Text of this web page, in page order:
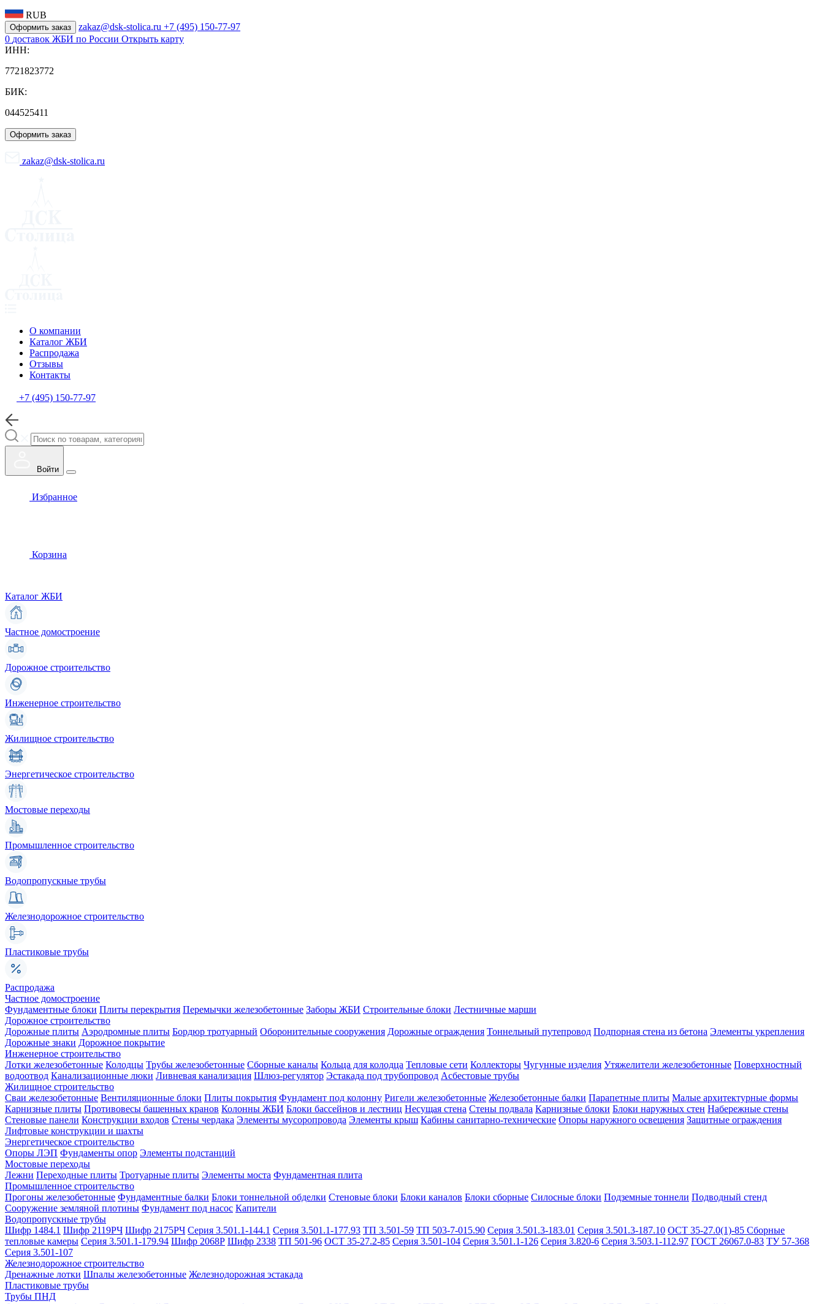
RUB
Оформить заказ zakaz@dsk-stolica.ru +7 (495) 150-77-97
0 доставок ЖБИ по России Открыть карту
ИНН:
7721823772
БИК:
044525411
Оформить заказ
zakaz@dsk-stolica.ru
О компании
Каталог ЖБИ
Распродажа
Отзывы
Контакты
+7 (495) 150-77-97
Войти
Избранное
Корзина
Каталог ЖБИ
Частное домостроение
Дорожное строительство
Инженерное строительство
Жилищное строительство
Энергетическое строительство
Мостовые переходы
Промышленное строительство
Водопропускные трубы
Железнодорожное строительство
Пластиковые трубы
Распродажа
Частное домостроение
Фундаментные блоки Плиты перекрытия Перемычки железобетонные Заборы ЖБИ Строительные блоки Лестничные марши
Дорожное строительство
Дорожные плиты Аэродромные плиты Бордюр тротуарный Оборонительные сооружения Дорожные ограждения Тоннельный путепровод Подпорная стена из бетона Элементы укрепления
Дорожные знаки Дорожное покрытие
Инженерное строительство
Лотки железобетонные Колодцы Трубы железобетонные Сборные каналы Кольца для колодца Тепловые сети Коллекторы Чугунные изделия Утяжелители железобетонные Поверхностный
водоотвод Канализационные люки Ливневая канализация Шлюз-регулятор Эстакада под трубопровод Асбестовые трубы
Жилищное строительство
Сваи железобетонные Вентиляционные блоки Плиты покрытия Фундамент под колонну Ригели железобетонные Железобетонные балки Парапетные плиты Малые архитектурные формы
Карнизные плиты Противовесы башенных кранов Колонны ЖБИ Блоки бассейнов и лестниц Несущая стена Стены подвала Карнизные блоки Блоки наружных стен Набережные стены
Стеновые панели Конструкции входов Стены чердака Элементы мусоропровода Элементы крыш Кабины санитарно-технические Опоры наружного освещения Защитные ограждения
Лифтовые конструкции и шахты
Энергетическое строительство
Опоры ЛЭП Фундаменты опор Элементы подстанций
Мостовые переходы
Лежни Переходные плиты Тротуарные плиты Элементы моста Фундаментная плита
Промышленное строительство
Прогоны железобетонные Фундаментные балки Блоки тоннельной обделки Стеновые блоки Блоки каналов Блоки сборные Силосные блоки Подземные тоннели Подводный стенд
Сооружение земляной плотины Фундамент под насос Капители
Водопропускные трубы
Шифр 1484.1 Шифр 2119РЧ Шифр 2175РЧ Серия 3.501.1-144.1 Серия 3.501.1-177.93 ТП 3.501-59 ТП 503-7-015.90 Серия 3.501.3-183.01 Серия 3.501.3-187.10 ОСТ 35-27.0(1)-85 Сборные
тепловые камеры Серия 3.501.1-179.94 Шифр 2068Р Шифр 2338 ТП 501-96 ОСТ 35-27.2-85 Серия 3.501-104 Серия 3.501.1-126 Серия 3.820-6 Серия 3.503.1-112.97 ГОСТ 26067.0-83 ТУ 57-368
Серия 3.501-107
Железнодорожное строительство
Дренажные лотки Шпалы железобетонные Железнодорожная эстакада
Пластиковые трубы
Трубы ПНД